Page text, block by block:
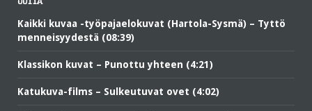
Kaikki kuvaa -työpajaelokuvat (Hartola-Sysmä) – Tyttö
menneisyydestä (08:39)
Klassikon kuvat – Punottu yhteen (4:21)
Katukuva-films – Sulkeutuvat ovet (4:02)